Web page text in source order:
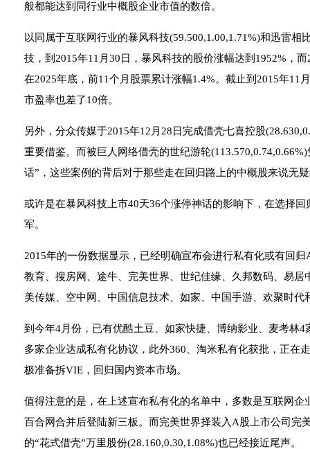
般都能达到同行业中概股企业市值的数倍。
以同属于互联网行业的暴风科技(59.500,1.00,1.71%)和迅雷相
技，到2015年11月30日，暴风科技的股价涨幅达到1952%，
在2025年底，前11个月股票累计涨幅1.4%。截止到2015年11
市盈率也差了10倍。
另外，分众传媒于2015年12月28日完成借壳七喜控股
重要借鉴。而被巨人网络借壳的世纪游轮
话”，这些案例的背后对于那些走在回归路上的中概股来说无
或许是在暴风科技上市40天36个涨停神话的影响下，在选择
军。
2015年的一份数据显示，已经明确宣布会进行私有化或有回
教育、搜房网、途牛、完美世界、世纪佳缘、久邦数码、易
美传媒、空中网、中国信息技术、如家、中国手游、欢聚时代
到今年4月份，已有优酷土豆、如家快捷、博纳影业、麦考林
多家企业达成私有化协议，此外360、淘米私有化获批，正在
极准备拆VIE，回归国内资本市场。
值得注意的是，在上述宣布私有化的名单中，多数是互联网
百合网合并后登陆新三板。而完美世界择装入A股上市公司完
的“花式借壳”万里股份(28.160,0.30,1.08%)也已经接近尾声。